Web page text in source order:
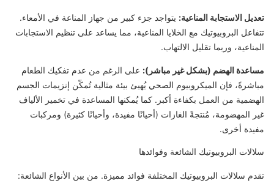
تعديل الاستجابة المناعية: يتواجد جزء كبير من جهاز المناعة في الأمعاء.
تتفاعل البروبيوتيك مع الخلايا المناعية، مما يساعد على تنظيم الاستجابات
المناعية، وربما تقليل الالتهاب.
مساعدة الهضم (بشكل غير مباشر): على الرغم من عدم تفكيك الطعام
مباشرةً، فإن الميكروبيوم الصحي يُهيئ بيئة مثالية تُمكّن إنزيمات الجسم
الهضمية من العمل بكفاءة أكبر. كما يُمكنها المساعدة في تخمير الألياف
غير المهضومة، مُنتجةً الغازات (أحيانًا مفيدة، وأحيانًا كثيرة) ومركبات
مفيدة أخرى.
سلالات البروبيوتيك الشائعة وفوائدها
تقدم سلالات البروبيوتيك المختلفة فوائد مميزة. من بين الأنواع الشائعة: